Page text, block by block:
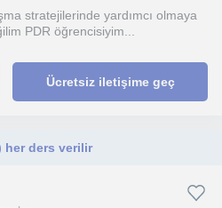
stratejilerinde yardımcı olmaya
PDR öğrencisiyim...
Ücretsiz iletişime geç
her ders verilir